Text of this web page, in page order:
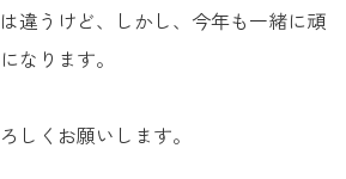
違うけど、しかし、今年も一緒に頑
なります。
しくお願いします。